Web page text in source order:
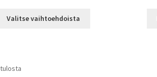
-
Valitse vaihtoehdoista